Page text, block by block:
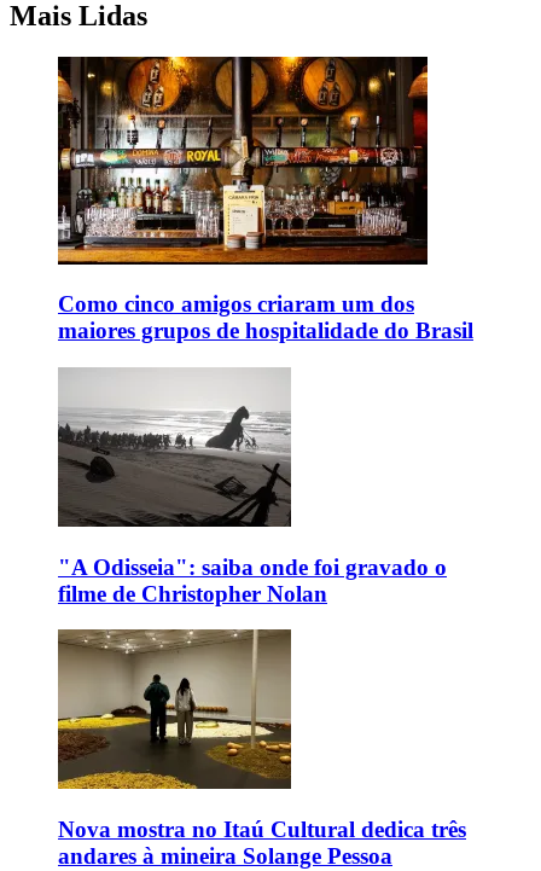
Mais Lidas
Como cinco amigos criaram um dos
maiores grupos de hospitalidade do Brasil
"A Odisseia": saiba onde foi gravado o
filme de Christopher Nolan
Nova mostra no Itaú Cultural dedica três
andares à mineira Solange Pessoa